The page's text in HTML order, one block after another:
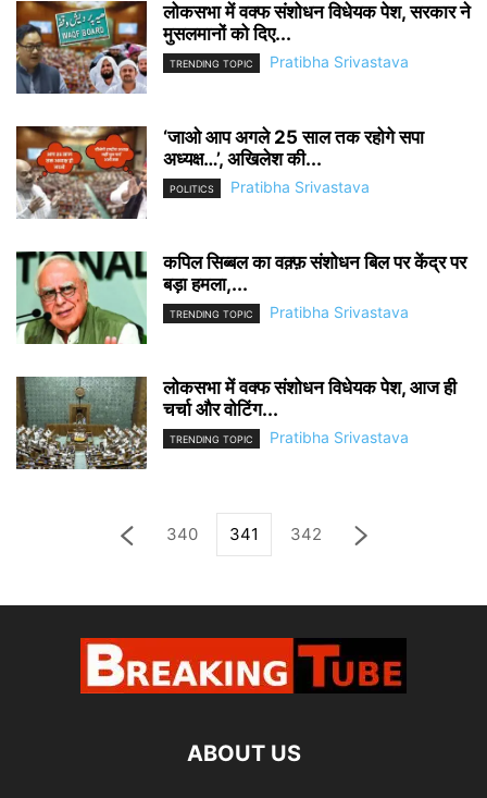
लोकसभा में वक्फ संशोधन विधेयक पेश, सरकार ने
मुसलमानों को दिए...
TRENDING TOPIC Pratibha Srivastava
‘जाओ आप अगले 25 साल तक रहोगे सपा
अध्यक्ष…’, अखिलेश की...
POLITICS Pratibha Srivastava
कपिल सिब्बल का वक़्फ़ संशोधन बिल पर केंद्र पर
बड़ा हमला,...
TRENDING TOPIC Pratibha Srivastava
लोकसभा में वक्फ संशोधन विधेयक पेश, आज ही
चर्चा और वोटिंग...
TRENDING TOPIC Pratibha Srivastava
340 341 342
ABOUT US